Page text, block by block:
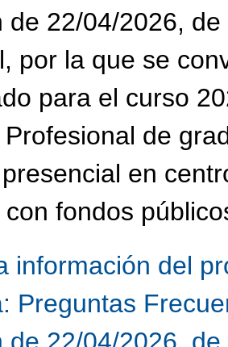
de 22/04/2026,
por la que se
para el curso
de
en
fondos
información del
Preguntas